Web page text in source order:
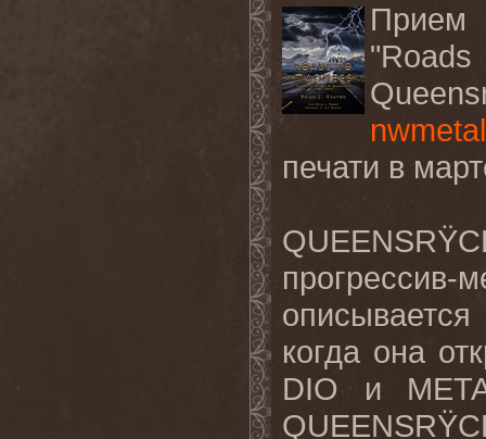
Прием
печати в
прогрессив-
описывается
когда она
DIO и